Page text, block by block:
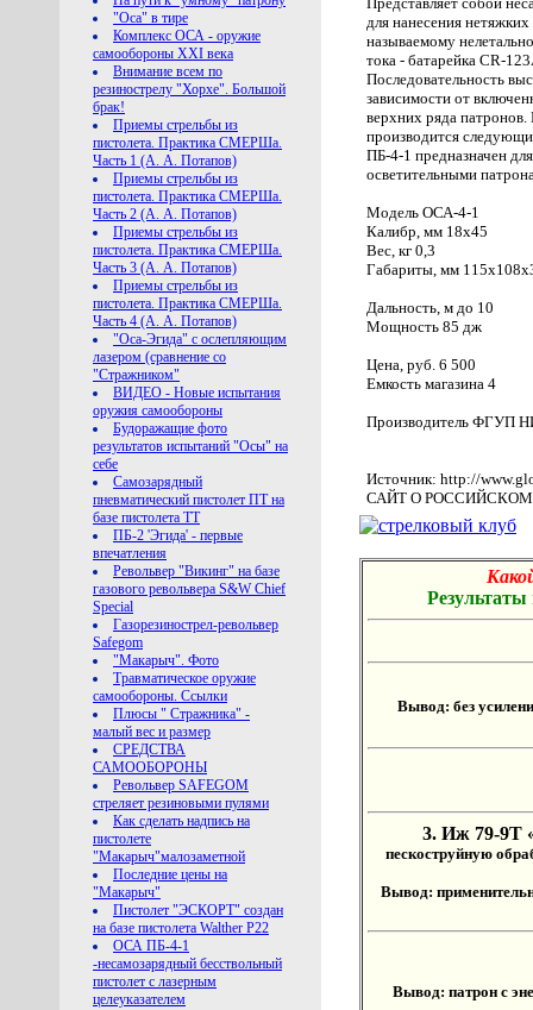
"Оса" в тире
Комплекс ОСА - оружие
самообороны XXI века
Внимание всем по
резинострелу "Хорхе". Большой
брак!
Приемы стрельбы из
пистолета. Практика СМЕРШа.
Часть 1 (А. А. Потапов)
Приемы стрельбы из
пистолета. Практика СМЕРШа.
Часть 2 (А. А. Потапов)
Приемы стрельбы из
пистолета. Практика СМЕРШа.
Часть 3 (А. А. Потапов)
Приемы стрельбы из
пистолета. Практика СМЕРШа.
Часть 4 (А. А. Потапов)
"Оса-Эгида" с ослепляющим
лазером (сравнение со
"Стражником"
ВИДЕО - Новые испытания
оружия самообороны
Будоражащие фото
результатов испытаний "Осы" на
себе
Самозарядный
пневматический пистолет ПТ на
базе пистолета ТТ
ПБ-2 'Эгида' - первые
впечатления
Револьвер "Викинг" на базе
газового револьвера S&W Chief
Special
Газорезинострел-револьвер
Safegom
"Макарыч". Фото
Травматическое оружие
самообороны. Ссылки
Плюсы " Стражника" -
малый вес и размер
СРЕДСТВА
САМООБОРОНЫ
Револьвер SAFEGOM
стреляет резиновыми пулями
Как сделать надпись на
пистолете
"Макарыч"малозаметной
Последние цены на
"Макарыч"
Пистолет "ЭСКОРТ" создан
на базе пистолета Walther P22
ОСА ПБ-4-1
-несамозарядный бесствольный
пистолет с лазерным
целеуказателем
для нанесения
называемому
тока - батарейка CR-
Последовательность
зависимости от
верхних ряда
производится
ПБ-4-1 предназначен
осветительными
Модель ОСА-4-1
Калибр, мм 18х45
Вес, кг 0,3
Габариты, мм
Дальность, м до 10
Мощность 85 дж
Цена, руб. 6 500
Емкость магазина 4
Производитель ФГУП
Источник: http://
САЙТ О
Результаты
Вывод: без
3. Иж 79-9Т
пескоструйную
Вывод:
Вывод: патрон с